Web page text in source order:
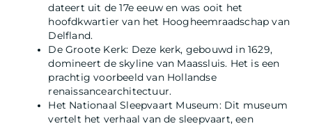
dateert uit de 17e eeuw en was ooit het
hoofdkwartier van het Hoogheemraadschap van
Delfland.
De Groote Kerk: Deze kerk, gebouwd in 1629,
domineert de skyline van Maassluis. Het is een
prachtig voorbeeld van Hollandse
renaissancearchitectuur.
Het Nationaal Sleepvaart Museum: Dit museum
vertelt het verhaal van de sleepvaart, een